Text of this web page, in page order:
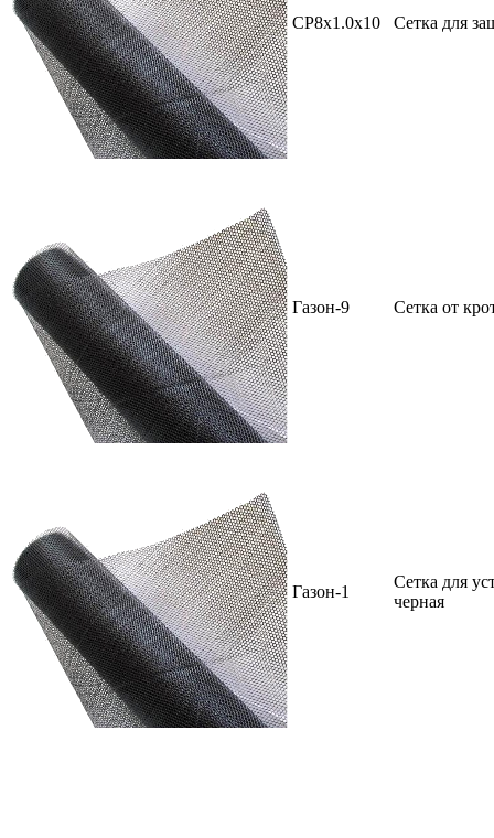
СР8х1.0х10 Сетка для
Газон-9 Сетка от
Газон-1
Сетка для
черная